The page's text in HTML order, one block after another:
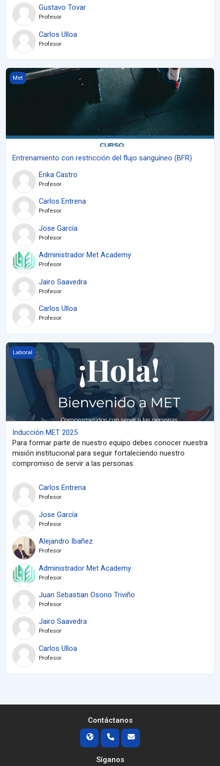
Gustavo Tovar
Profesor
Carlos Ulloa
Profesor
Entrenamiento con restricción del flujo sanguíneo (BFR)
Met
Entrenamiento con restricción del flujo sanguíneo (BFR)
Erika Castro
Profesor
Carlos Entrena
Profesor
Jose García
Profesor
Administrador Met Academy
Profesor
Jairo Saavedra
Profesor
Carlos Ulloa
Profesor
Inducción MET 2025
Laboral
Inducción MET 2025
Para formar parte de nuestro equipo debes conocer nuestra
misión institucional para seguir fortaleciendo nuestro
compromiso de servir a las personas.
Carlos Entrena
Profesor
Jose García
Profesor
Alejandro Ibañez
Profesor
Administrador Met Academy
Profesor
Juan Sebastian Osorio Triviño
Profesor
Jairo Saavedra
Profesor
Carlos Ulloa
Profesor
Contáctanos
Síganos